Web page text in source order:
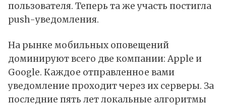
пользователя. Теперь та же участь постигла
push-уведомления.
На рынке мобильных оповещений
доминируют всего две компании: Apple и
Google. Каждое отправленное вами
уведомление проходит через их серверы. За
последние пять лет локальные алгоритмы